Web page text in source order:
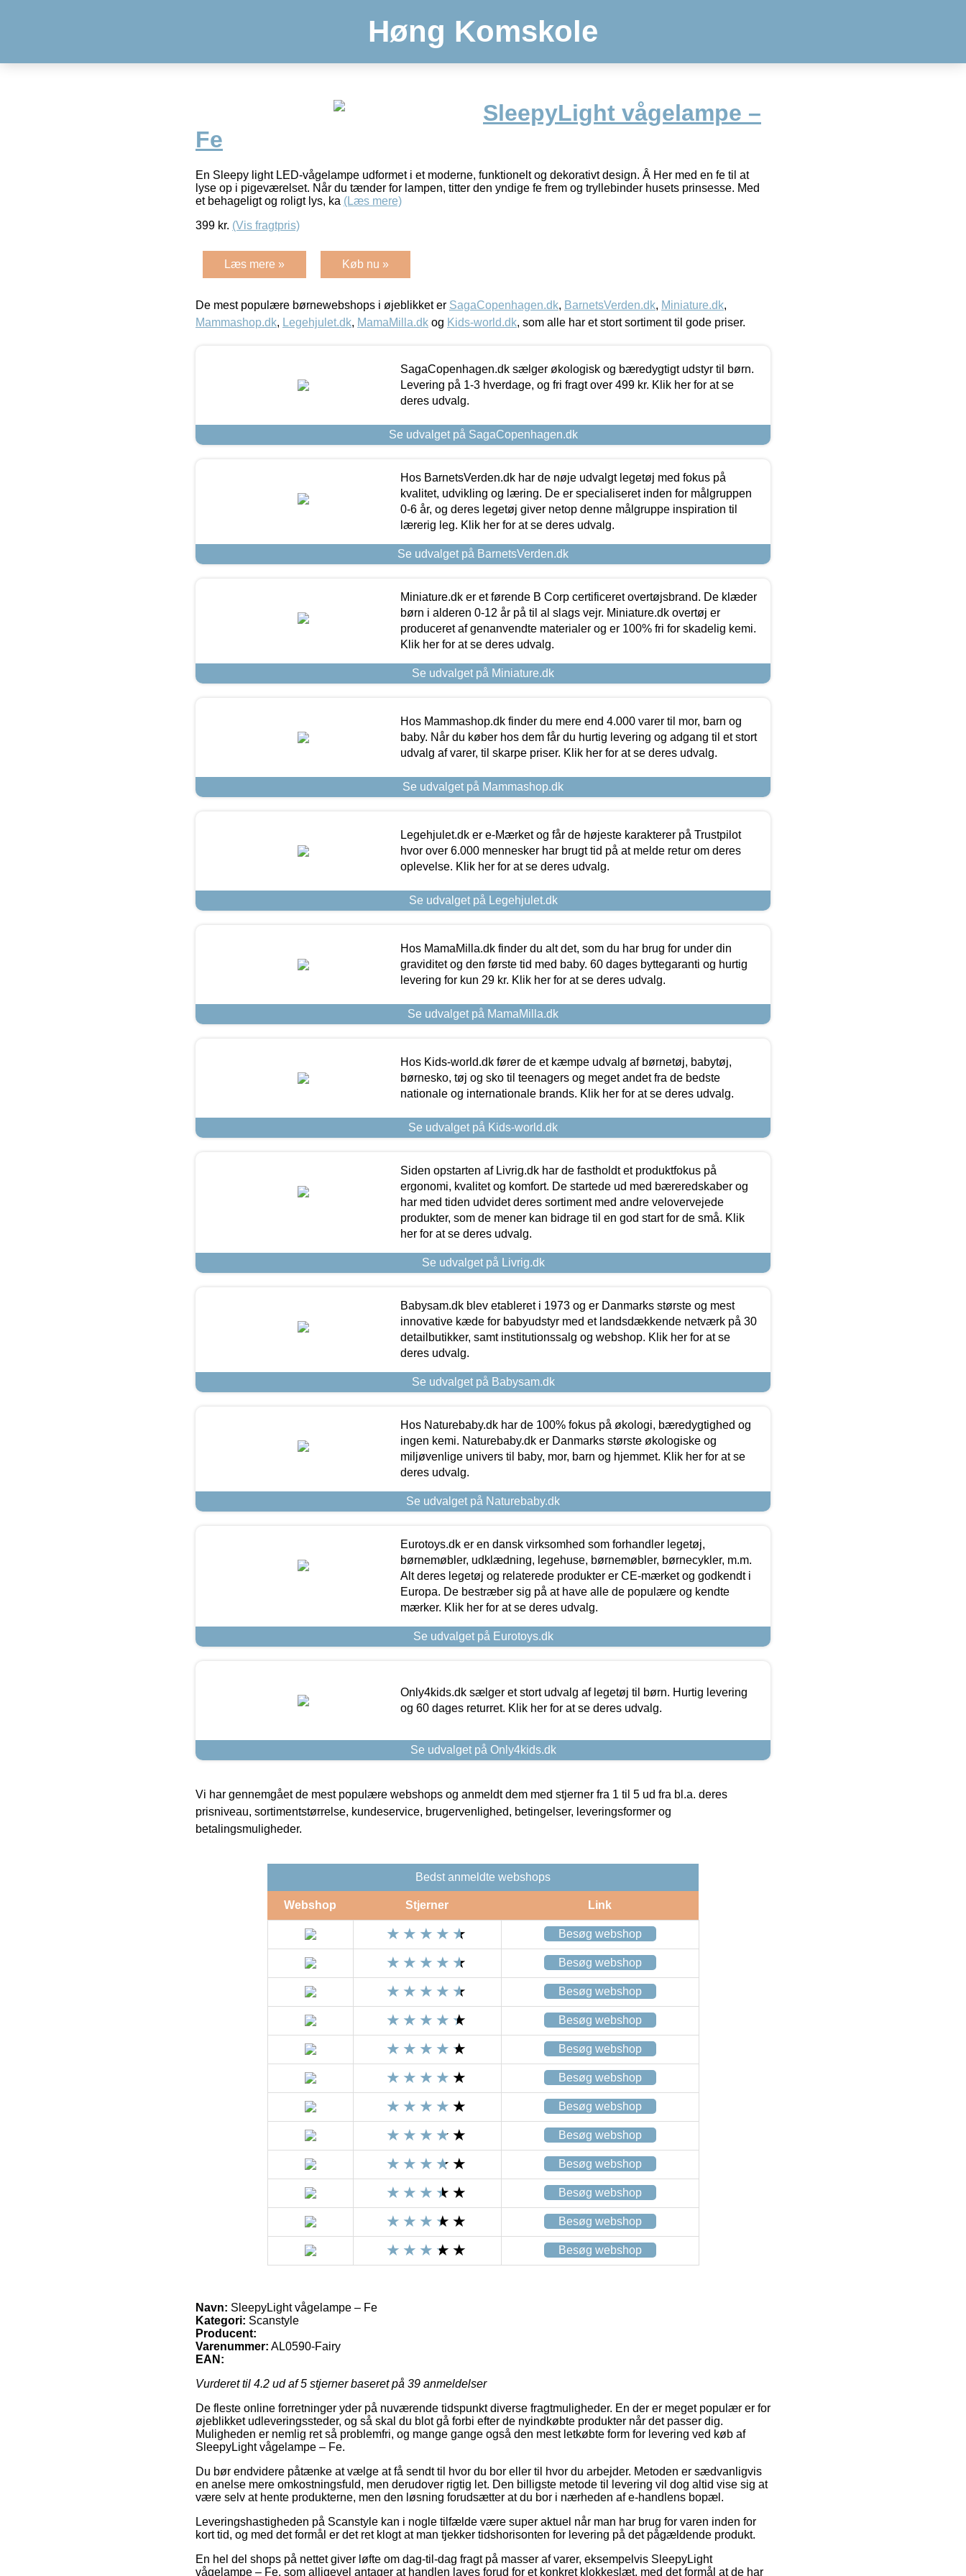
Høng Komskole
SleepyLight vågelampe –
Fe
En Sleepy light LED-vågelampe udformet i et moderne, funktionelt og dekorativt design. Â Her med en fe til at
lyse op i pigeværelset. Når du tænder for lampen, titter den yndige fe frem og tryllebinder husets prinsesse. Med
et behageligt og roligt lys, ka (Læs mere)
399 kr. (Vis fragtpris)
Læs mere » Køb nu »
De mest populære børnewebshops i øjeblikket er SagaCopenhagen.dk, BarnetsVerden.dk, Miniature.dk,
Mammashop.dk, Legehjulet.dk, MamaMilla.dk og Kids-world.dk, som alle har et stort sortiment til gode priser.
SagaCopenhagen.dk sælger økologisk og bæredygtigt udstyr til børn.
Levering på 1-3 hverdage, og fri fragt over 499 kr. Klik her for at se
deres udvalg.
Se udvalget på SagaCopenhagen.dk
Hos BarnetsVerden.dk har de nøje udvalgt legetøj med fokus på
kvalitet, udvikling og læring. De er specialiseret inden for målgruppen
0-6 år, og deres legetøj giver netop denne målgruppe inspiration til
lærerig leg. Klik her for at se deres udvalg.
Se udvalget på BarnetsVerden.dk
Miniature.dk er et førende B Corp certificeret overtøjsbrand. De klæder
børn i alderen 0-12 år på til al slags vejr. Miniature.dk overtøj er
produceret af genanvendte materialer og er 100% fri for skadelig kemi.
Klik her for at se deres udvalg.
Se udvalget på Miniature.dk
Hos Mammashop.dk finder du mere end 4.000 varer til mor, barn og
baby. Når du køber hos dem får du hurtig levering og adgang til et stort
udvalg af varer, til skarpe priser. Klik her for at se deres udvalg.
Se udvalget på Mammashop.dk
Legehjulet.dk er e-Mærket og får de højeste karakterer på Trustpilot
hvor over 6.000 mennesker har brugt tid på at melde retur om deres
oplevelse. Klik her for at se deres udvalg.
Se udvalget på Legehjulet.dk
Hos MamaMilla.dk finder du alt det, som du har brug for under din
graviditet og den første tid med baby. 60 dages byttegaranti og hurtig
levering for kun 29 kr. Klik her for at se deres udvalg.
Se udvalget på MamaMilla.dk
Hos Kids-world.dk fører de et kæmpe udvalg af børnetøj, babytøj,
børnesko, tøj og sko til teenagers og meget andet fra de bedste
nationale og internationale brands. Klik her for at se deres udvalg.
Se udvalget på Kids-world.dk
Siden opstarten af Livrig.dk har de fastholdt et produktfokus på
ergonomi, kvalitet og komfort. De startede ud med bæreredskaber og
har med tiden udvidet deres sortiment med andre velovervejede
produkter, som de mener kan bidrage til en god start for de små. Klik
her for at se deres udvalg.
Se udvalget på Livrig.dk
Babysam.dk blev etableret i 1973 og er Danmarks største og mest
innovative kæde for babyudstyr med et landsdækkende netværk på 30
detailbutikker, samt institutionssalg og webshop. Klik her for at se
deres udvalg.
Se udvalget på Babysam.dk
Hos Naturebaby.dk har de 100% fokus på økologi, bæredygtighed og
ingen kemi. Naturebaby.dk er Danmarks største økologiske og
miljøvenlige univers til baby, mor, barn og hjemmet. Klik her for at se
deres udvalg.
Se udvalget på Naturebaby.dk
Eurotoys.dk er en dansk virksomhed som forhandler legetøj,
børnemøbler, udklædning, legehuse, børnemøbler, børnecykler, m.m.
Alt deres legetøj og relaterede produkter er CE-mærket og godkendt i
Europa. De bestræber sig på at have alle de populære og kendte
mærker. Klik her for at se deres udvalg.
Se udvalget på Eurotoys.dk
Only4kids.dk sælger et stort udvalg af legetøj til børn. Hurtig levering
og 60 dages returret. Klik her for at se deres udvalg.
Se udvalget på Only4kids.dk
Vi har gennemgået de mest populære webshops og anmeldt dem med stjerner fra 1 til 5 ud fra bl.a. deres
prisniveau, sortimentstørrelse, kundeservice, brugervenlighed, betingelser, leveringsformer og
betalingsmuligheder.
Bedst anmeldte webshops
Webshop Stjerner Link
Besøg webshop
Besøg webshop
Besøg webshop
Besøg webshop
Besøg webshop
Besøg webshop
Besøg webshop
Besøg webshop
Besøg webshop
Besøg webshop
Besøg webshop
Besøg webshop
Navn: SleepyLight vågelampe – Fe
Kategori: Scanstyle
Producent:
Varenummer: AL0590-Fairy
EAN:
Vurderet til 4.2 ud af 5 stjerner baseret på 39 anmeldelser
De fleste online forretninger yder på nuværende tidspunkt diverse fragtmuligheder. En der er meget populær er for
øjeblikket udleveringssteder, og så skal du blot gå forbi efter de nyindkøbte produkter når det passer dig.
Muligheden er nemlig ret så problemfri, og mange gange også den mest letkøbte form for levering ved køb af
SleepyLight vågelampe – Fe.
Du bør endvidere påtænke at vælge at få sendt til hvor du bor eller til hvor du arbejder. Metoden er sædvanligvis
en anelse mere omkostningsfuld, men derudover rigtig let. Den billigste metode til levering vil dog altid vise sig at
være selv at hente produkterne, men den løsning forudsætter at du bor i nærheden af e-handlens bopæl.
Leveringshastigheden på Scanstyle kan i nogle tilfælde være super aktuel når man har brug for varen inden for
kort tid, og med det formål er det ret klogt at man tjekker tidshorisonten for levering på det pågældende produkt.
En hel del shops på nettet giver løfte om dag-til-dag fragt på masser af varer, eksempelvis SleepyLight
vågelampe – Fe, som alligevel antager at handlen laves forud for et konkret klokkeslæt, med det formål at de har